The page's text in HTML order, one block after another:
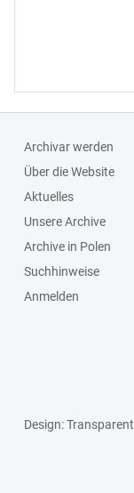
Archivar werden
Über die Website
Aktuelles
Unsere Archive
Archive in Polen
Suchhinweise
Anmelden
Design: Transparent